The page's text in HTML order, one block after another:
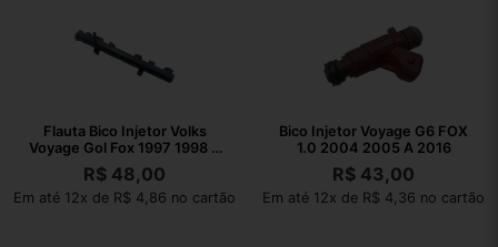
Flauta Bico Injetor Volks
Voyage Gol Fox 1997 1998 A
2017
R$ 48,00
Em até 12x de R$ 4,86 no cartão
Bico Injetor Voyage G6 FOX
1.0 2004 2005 A 2016
R$ 43,00
Em até 12x de R$ 4,36 no cartão